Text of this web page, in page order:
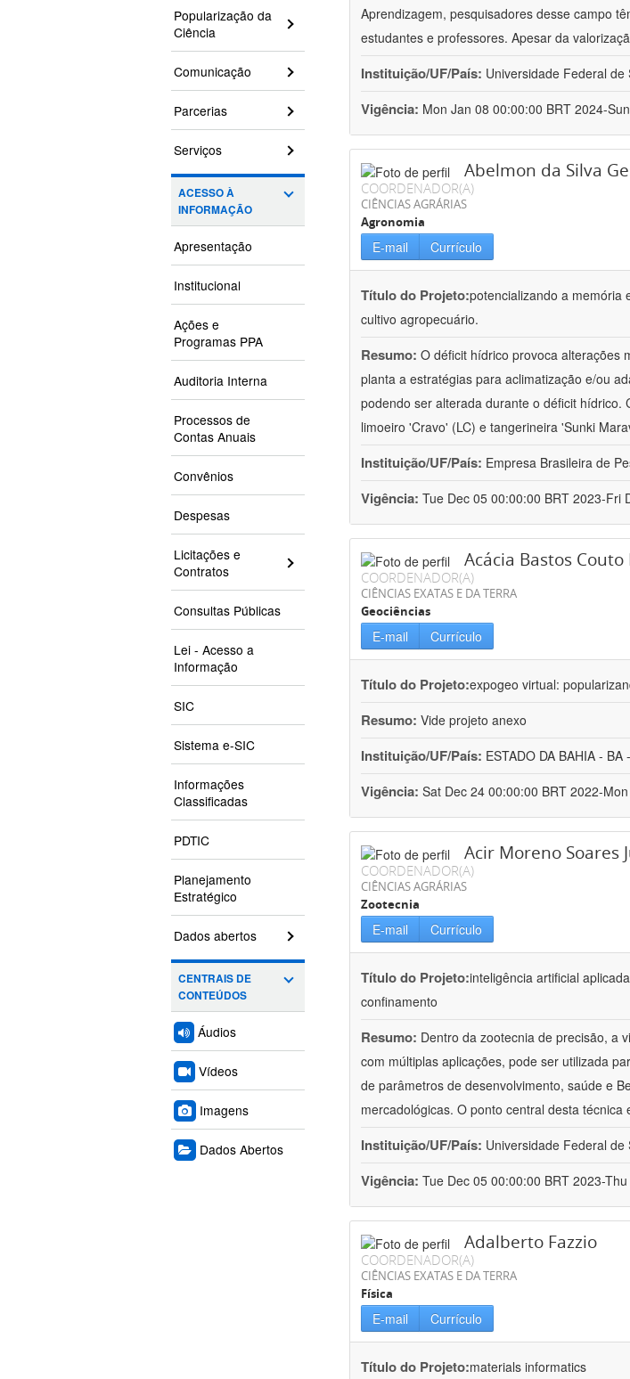
Popularização da
Ciência
Comunicação
Parcerias
Serviços
ACESSO À
INFORMAÇÃO
Apresentação
Institucional
Ações e
Programas PPA
Auditoria Interna
Processos de
Contas Anuais
Convênios
Despesas
Licitações e
Contratos
Consultas Públicas
Lei - Acesso a
Informação
SIC
Sistema e-SIC
Informações
Classificadas
PDTIC
Planejamento
Estratégico
Dados abertos
CENTRAIS DE
CONTEÚDOS
Áudios
Vídeos
Imagens
Dados Abertos
Aprendizagem, pesquisadores desse campo
estudantes e professores. Apesar da
Instituição/UF/País: Universidade Federal de
Vigência: Mon Jan 08 00:00:00 BRT 2024-
Abelmon da Silva
COORDENADOR(A)
CIÊNCIAS AGRÁRIAS
Agronomia
E-mail Currículo
Título do Projeto:potencializando a memória
cultivo agropecuário.
Resumo: O déficit hídrico provoca alterações
planta a estratégias para aclimatização e/ou
podendo ser alterada durante o déficit hídrico.
limoeiro 'Cravo' (LC) e tangerineira 'Sunki
Instituição/UF/País: Empresa Brasileira de
Vigência: Tue Dec 05 00:00:00 BRT 2023-Fri
Acácia Bastos Couto
COORDENADOR(A)
CIÊNCIAS EXATAS E DA TERRA
Geociências
E-mail Currículo
Título do Projeto:expogeo virtual:
Resumo: Vide projeto anexo
Instituição/UF/País: ESTADO DA BAHIA - BA
Vigência: Sat Dec 24 00:00:00 BRT 2022-
Acir Moreno Soares
COORDENADOR(A)
CIÊNCIAS AGRÁRIAS
Zootecnia
E-mail Currículo
Título do Projeto:inteligência artificial
confinamento
Resumo: Dentro da zootecnia de precisão, a
com múltiplas aplicações, pode ser utilizada
de parâmetros de desenvolvimento, saúde e
mercadológicas. O ponto central desta
Instituição/UF/País: Universidade Federal
Vigência: Tue Dec 05 00:00:00 BRT 2023-
Adalberto Fazzio
COORDENADOR(A)
CIÊNCIAS EXATAS E DA TERRA
Física
E-mail Currículo
Título do Projeto:materials informatics